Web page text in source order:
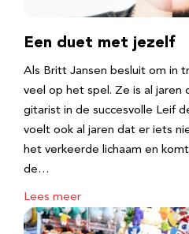
Een duet met jezelf
Als Britt Jansen besluit om in
veel op het spel. Ze is al jaren
gitarist in de succesvolle Leif
voelt ook al jaren dat er iets
het verkeerde lichaam en
de…
Lees meer